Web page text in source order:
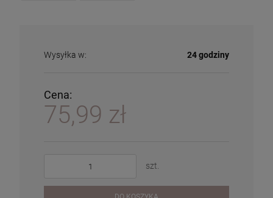
Wysyłka w: 24 godziny
Cena:
75,99 zł
szt.